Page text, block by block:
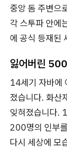
중앙 돔 주변으
각 스투파 안에
에 공식 등재된
잃어버린
14세기 자바에
졌습니다. 화산
잊혀졌습니다.
200명의 인부
다시 세상에 모